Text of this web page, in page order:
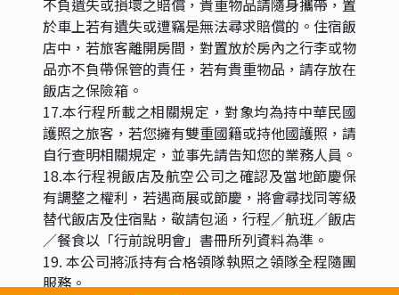
不負遺失或損壞之賠償，貴重物品請隨身攜帶，置
於車上若有遺失或遭竊是無法尋求賠償的。住宿飯
店中，若旅客離開房間，對置放於房內之行李或物
品亦不負帶保管的責任，若有貴重物品，請存放在
飯店之保險箱。
17.本行程所載之相關規定，對象均為持中華民國
護照之旅客，若您擁有雙重國籍或持他國護照，請
自行查明相關規定，並事先請告知您的業務人員。
18.本行程視飯店及航空公司之確認及當地節慶保
有調整之權利，若遇商展或節慶，將會尋找同等級
替代飯店及住宿點，敬請包涵，行程／航班／飯店
／餐食以「行前說明會」書冊所列資料為準。
19. 本公司將派持有合格領隊執照之領隊全程隨團
服務。